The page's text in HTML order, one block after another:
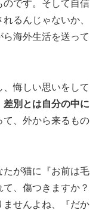
のです。そして自信
るんじゃないか、
海外生活を送って
悔しい思いをして
差別とは自分の中に
て、外から来るもの
たが猫に『お前は毛
、傷つきますか？
ませんよね、『だか